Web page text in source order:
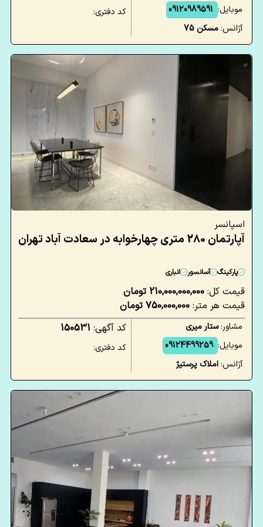
موبایل: 09120989591
آژانس:مسکن 75
کد دفتری:
اسپانسر
آپارتمان 280 متری چهارخوابه در سعادت آباد تهران
پارکینگ آسانسور انباری
قیمت کل: 210,000,000,000 تومان
قیمت هر متر: 750,000,000 تومان
مشاور:ستار میری
موبایل: 09124499259
آژانس:املاک پرستیژ
کد آگهی: 150531
کد دفتری: